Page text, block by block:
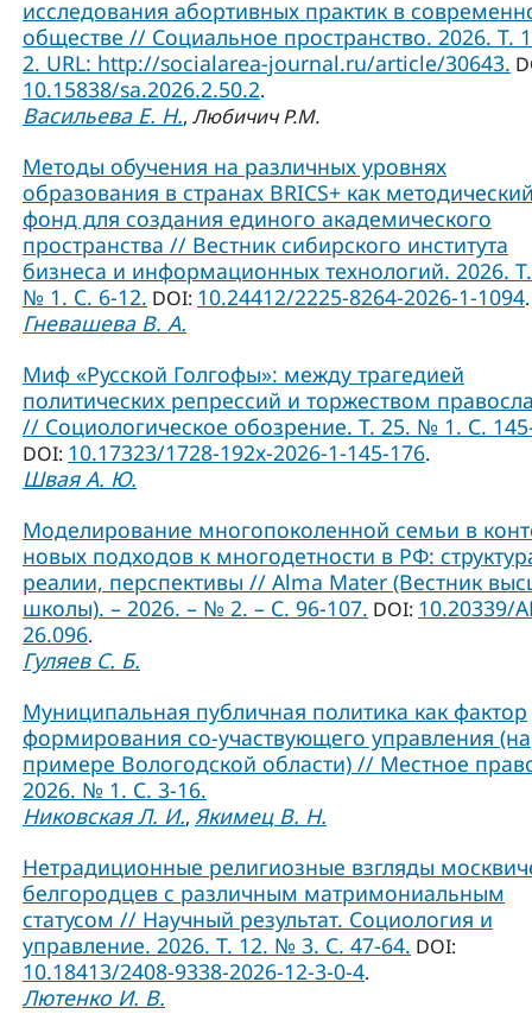
исследования абортивных практик в
обществе // Социальное пространство. 2026. Т.
2. URL: http://socialarea-journal.ru/article/30643.
10.15838/sa.2026.2.50.2.
Васильева Е. Н., Любичич Р.М.
Методы обучения на различных уровнях
образования в странах BRICS+ как
фонд для создания единого академического
пространства // Вестник сибирского института
бизнеса и информационных технологий. 2026.
№ 1. С. 6-12. DOI: 10.24412/2225-8264-2026-1-1094.
Гневашева В. А.
Миф «Русской Голгофы»: между трагедией
политических репрессий и торжеством
// Социологическое обозрение. Т. 25. № 1. С.
DOI: 10.17323/1728-192x-2026-1-145-176.
Швая А. Ю.
Моделирование многопоколенной семьи в
новых подходов к многодетности в РФ:
реалии, перспективы // Alma Mater (Вестник
школы). – 2026. – № 2. – С. 96-107. DOI: 10.20339/
26.096.
Гуляев С. Б.
Муниципальная публичная политика как фактор
формирования со-участвующего управления (на
примере Вологодской области) // Местное
2026. № 1. С. 3-16.
Никовская Л. И., Якимец В. Н.
Нетрадиционные религиозные взгляды
белгородцев с различным матримониальным
статусом // Научный результат. Социология и
управление. 2026. Т. 12. № 3. С. 47-64. DOI:
10.18413/2408-9338-2026-12-3-0-4.
Лютенко И. В.